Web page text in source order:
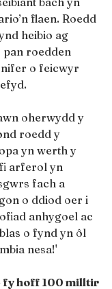
flaen. Roedd
heibio ag
roedden
o feicwyr
oherwydd y
roedd y
yn werth y
arferol yn
fach a
o ddiod oer i
anhygoel ac
o fynd yn ôl
nesa!'
fy hoff 100 milltir